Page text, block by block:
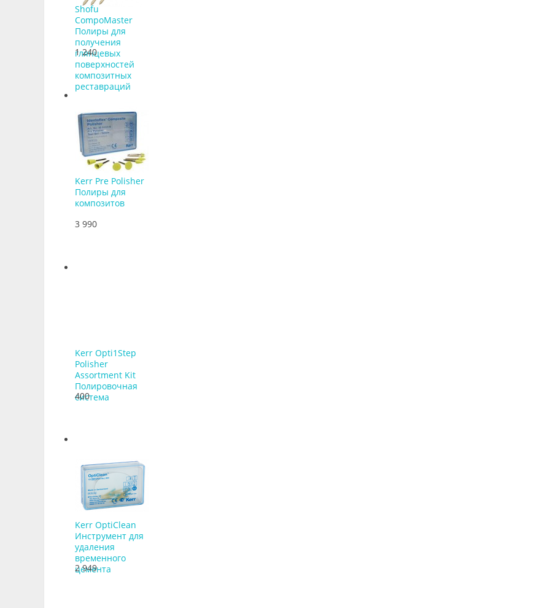
Shofu
CompoMaster
Полиры для
получения
глянцевых
поверхностей
композитных
реставраций
1 240
Kerr Pre Polisher
Полиры для
композитов
3 990
Kerr Opti1Step
Polisher
Assortment Kit
Полировочная
система
400
Kerr OptiСlean
Инструмент для
удаления
временного
цемента
2 949